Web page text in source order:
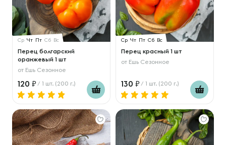
Ср Чт Пт Сб Вс
Перец болгарский
оранжевый 1 шт
от Ешь Сезонное
120 / 1 шт. (200 г.)
Ср Чт Пт Сб Вс
Перец красный 1 шт
от Ешь Сезонное
130 / 1 шт. (200 г.)